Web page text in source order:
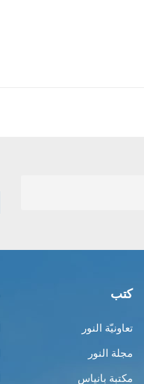
كتب
تعاونيّة النور
مجلة النور
مكتبة بانياس